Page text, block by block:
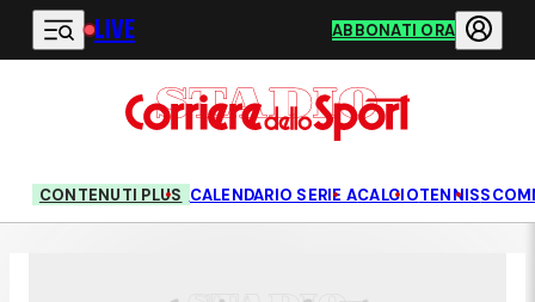
Vai al contenuto principale
LIVE ABBONATI ORA
CONTENUTI PLUS CALENDARIO SERIE ACALCIOTENNIS